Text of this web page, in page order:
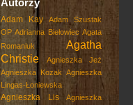
Adam Kay
Adam Szustak
OP Adrianna Biełowiec Agata
Romaniuk
Agatha
Christie
Agnieszka Jeż
Agnieszka Kozak Agnieszka
Lingas-Łoniewska
Agnieszka Lis
Agnieszka